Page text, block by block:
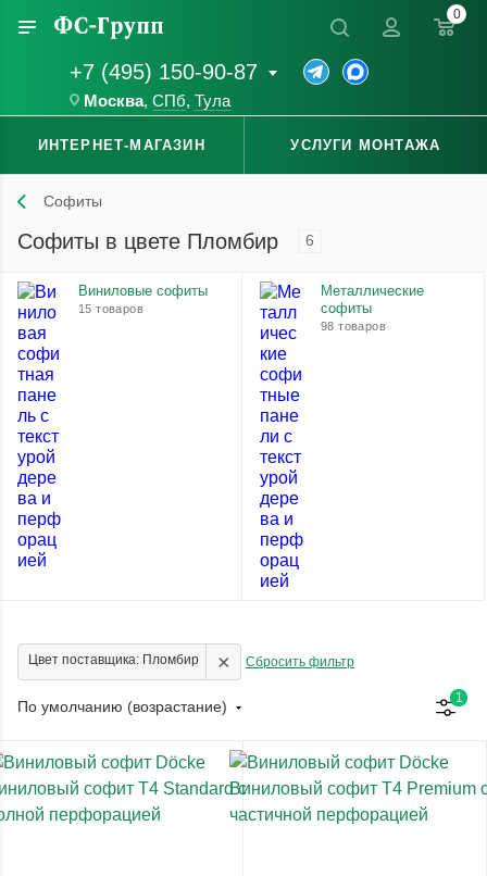
+7 (495) 150-90-87
Москва, СПб, Тула
0
ИНТЕРНЕТ-МАГАЗИН УСЛУГИ МОНТАЖА
Софиты
Софиты в цвете Пломбир 6
Виниловые софиты
15 товаров
Металлические
софиты
98 товаров
Цвет поставщика: Пломбир × Сбросить фильтр
По умолчанию (возрастание) 1